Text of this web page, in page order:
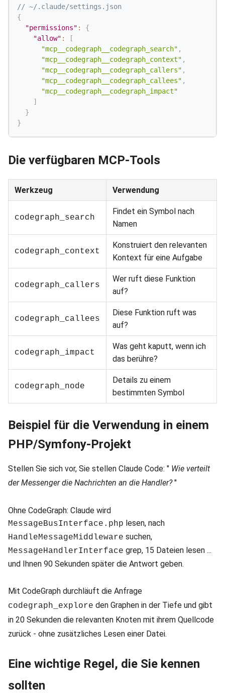
// ~/.claude/settings.json
{
"permissions" :
{
"allow" :
[
"mcp__codegraph__codegraph_search" ,
"mcp__codegraph__codegraph_context" ,
"mcp__codegraph__codegraph_callers" ,
"mcp__codegraph__codegraph_callees" ,
"mcp__codegraph__codegraph_impact"
]
}
}
Die verfügbaren MCP-Tools
Werkzeug Verwendung
codegraph_search
Findet ein Symbol nach
Namen
codegraph_context
Konstruiert den relevanten
Kontext für eine Aufgabe
codegraph_callers
Wer ruft diese Funktion
auf?
codegraph_callees
Diese Funktion ruft was
auf?
codegraph_impact
Was geht kaputt, wenn ich
das berühre?
codegraph_node
Details zu einem
bestimmten Symbol
Beispiel für die Verwendung in einem
PHP/Symfony-Projekt
Stellen Sie sich vor, Sie stellen Claude Code: " Wie verteilt
der Messenger die Nachrichten an die Handler?"
Ohne CodeGraph: Claude wird
MessageBusInterface.php lesen, nach
HandleMessageMiddleware suchen,
MessageHandlerInterface grep, 15 Dateien lesen ...
und Ihnen 90 Sekunden später die Antwort geben.
Mit CodeGraph durchläuft die Anfrage
codegraph_explore den Graphen in der Tiefe und gibt
in 20 Sekunden die relevanten Knoten mit ihrem Quellcode
zurück - ohne zusätzliches Lesen einer Datei.
Eine wichtige Regel, die Sie kennen
sollten